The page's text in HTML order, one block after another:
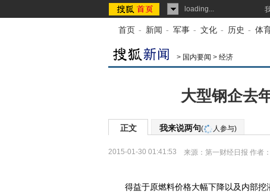
loading...
首页 - 新闻 - 军事 - 文化 - 历史 - 体
> 国内要闻 > 经济
大型钢企去
正文 我来说两句( 人参与)
2015-01-30 01:41:53 来源： 第一财经日报 作者
得益于原燃料价格大幅下降以及内部挖